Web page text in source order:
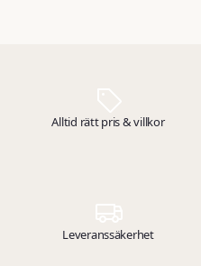
Alltid rätt pris & villkor
Leveranssäkerhet